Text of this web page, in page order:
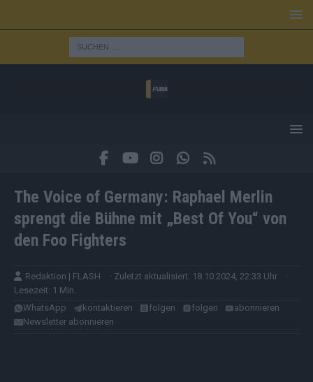
The Voice of Germany: Raphael Merlin
sprengt die Bühne mit „Best Of You“ von
den Foo Fighters
Redaktion | FLASH · Zuletzt aktualisiert: 18.10.2024, 22:33 Uhr
·
Lesezeit: 1 Min.
WhatsApp
kontaktieren folgen folgen
abonnieren
Newsletter abonnieren